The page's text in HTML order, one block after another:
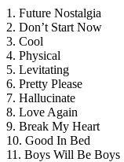
1. Future Nostalgia
2. Don’t Start Now
3. Cool
4. Physical
5. Levitating
6. Pretty Please
7. Hallucinate
8. Love Again
9. Break My Heart
10. Good In Bed
11. Boys Will Be Boys